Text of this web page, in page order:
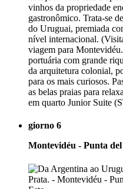
vinhos da propriedade
gastronômico. Trata-se
do Uruguai, premiada
nível internacional.
viagem para
portuária com grande
da arquitetura colonial,
para os mais curiosos.
as belas praias para
em quarto Junior Suite
giorno 6
Montevidéu - Punta del